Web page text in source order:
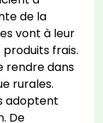
de la
vont à leur
frais.
rendre dans
rurales.
adoptent
De